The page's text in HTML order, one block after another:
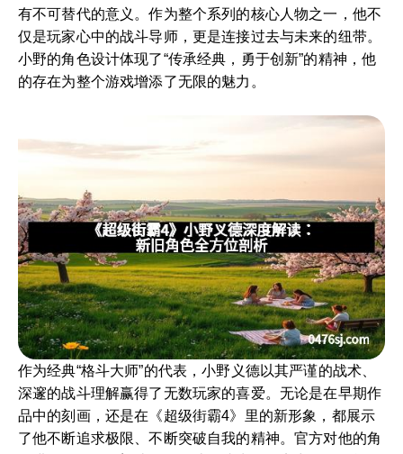
有不可替代的意义。作为整个系列的核心人物之一，他不
仅是玩家心中的战斗导师，更是连接过去与未来的纽带。
小野的角色设计体现了“传承经典，勇于创新”的精神，他
的存在为整个游戏增添了无限的魅力。
作为经典“格斗大师”的代表，小野义德以其严谨的战术、
深邃的战斗理解赢得了无数玩家的喜爱。无论是在早期作
品中的刻画，还是在《超级街霸4》里的新形象，都展示
了他不断追求极限、不断突破自我的精神。官方对他的角